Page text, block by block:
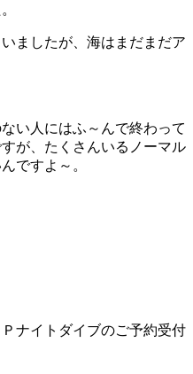
ましたが、海はまだまだア
い人にはふ～んで終わって
が、たくさんいるノーマル
ですよ～。
ナイトダイブのご予約受付